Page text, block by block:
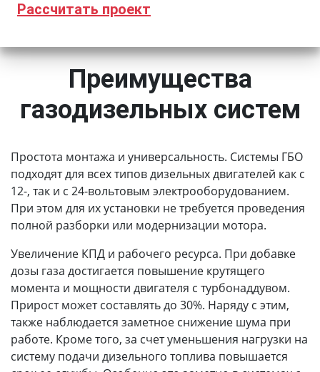
Рассчитать проект
Преимущества
газодизельных систем
Простота монтажа и универсальность. Системы ГБО
подходят для всех типов дизельных двигателей как с
12-, так и с 24-вольтовым электрооборудованием.
При этом для их установки не требуется проведения
полной разборки или модернизации мотора.
Увеличение КПД и рабочего ресурса. При добавке
дозы газа достигается повышение крутящего
момента и мощности двигателя с турбонаддувом.
Прирост может составлять до 30%. Наряду с этим,
также наблюдается заметное снижение шума при
работе. Кроме того, за счет уменьшения нагрузки на
систему подачи дизельного топлива повышается